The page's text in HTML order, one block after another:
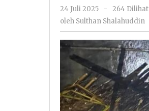
24 Juli 2025
oleh
Sulthan
-
264 Dilihat
oleh Sulthan Shalahuddin